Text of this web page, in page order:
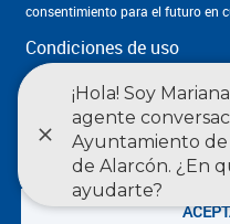
subdominios
Camino de las Huertas, 42,
consentimiento para el futuro en
Condiciones de uso
Ajustes